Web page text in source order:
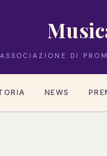
ASSOCIAZIONE DI
NEWS